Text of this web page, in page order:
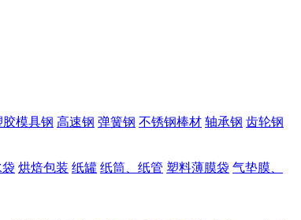
胶模具钢 高速钢 弹簧钢 不锈钢棒材 轴承钢 齿轮钢
袋 烘焙包装 纸罐 纸筒、纸管 塑料薄膜袋 气垫膜、